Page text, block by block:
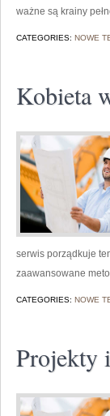
ważne są krainy
CATEGORIES: NOWE
Kobieta
serwis porządkuje
zaawansowane
CATEGORIES: NOWE
Projekty